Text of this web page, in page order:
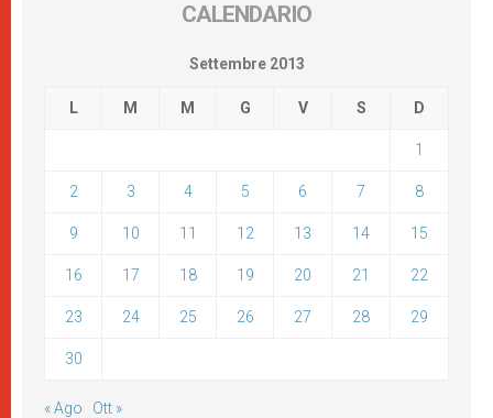
CALENDARIO
Settembre 2013
L M M G V S D
1
2 3 4 5 6 7 8
9 10 11 12 13 14 15
16 17 18 19 20 21 22
23 24 25 26 27 28 29
30
« Ago Ott »